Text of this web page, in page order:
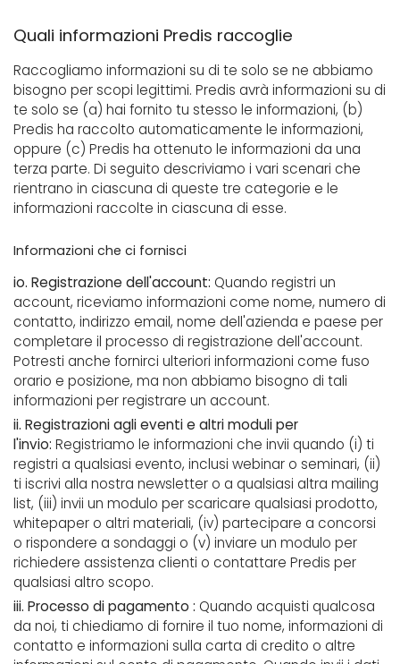
Quali informazioni Predis raccoglie
Raccogliamo informazioni su di te solo se ne abbiamo
bisogno per scopi legittimi. Predis avrà informazioni su di
te solo se (a) hai fornito tu stesso le informazioni, (b)
Predis ha raccolto automaticamente le informazioni,
oppure (c) Predis ha ottenuto le informazioni da una
terza parte. Di seguito descriviamo i vari scenari che
rientrano in ciascuna di queste tre categorie e le
informazioni raccolte in ciascuna di esse.
Informazioni che ci fornisci
io. Registrazione dell'account: Quando registri un
account, riceviamo informazioni come nome, numero di
contatto, indirizzo email, nome dell'azienda e paese per
completare il processo di registrazione dell'account.
Potresti anche fornirci ulteriori informazioni come fuso
orario e posizione, ma non abbiamo bisogno di tali
informazioni per registrare un account.
ii. Registrazioni agli eventi e altri moduli per
l'invio: Registriamo le informazioni che invii quando (i) ti
registri a qualsiasi evento, inclusi webinar o seminari, (ii)
ti iscrivi alla nostra newsletter o a qualsiasi altra mailing
list, (iii) invii un modulo per scaricare qualsiasi prodotto,
whitepaper o altri materiali, (iv) partecipare a concorsi
o rispondere a sondaggi o (v) inviare un modulo per
richiedere assistenza clienti o contattare Predis per
qualsiasi altro scopo.
iii. Processo di pagamento : Quando acquisti qualcosa
da noi, ti chiediamo di fornire il tuo nome, informazioni di
contatto e informazioni sulla carta di credito o altre